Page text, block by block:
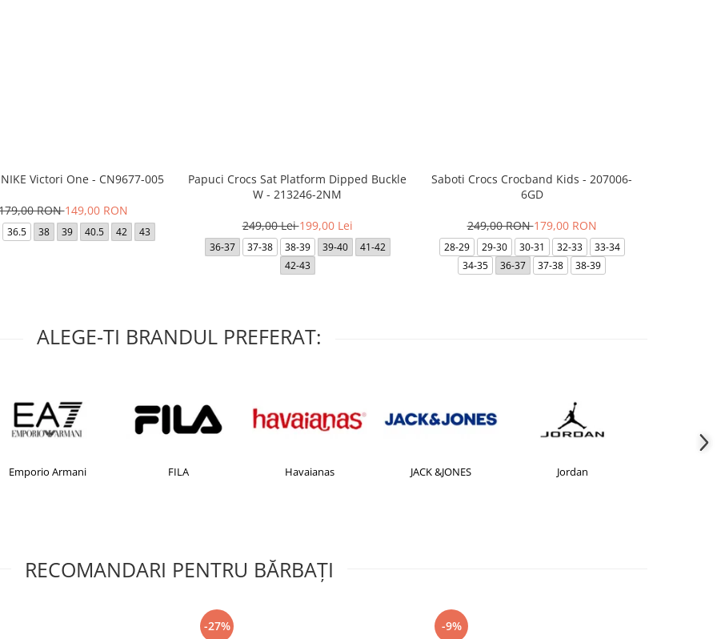
Victori One - CN9677-005
RON149,00 RON
36.5 38 39 40.5 42 43
Papuci Crocs Sat Platform Dipped Buckle
W - 213246-2NM
249,00 Lei199,00 Lei
36-37 37-38 38-39 39-40
41-42
42-43
Saboti Crocs Crocband Kids - 207006-
6GD
249,00 RON179,00 RON
28-29 29-30 30-31 32-33
33-34
34-35
36-37 37-38 38-39
ALEGE-TI BRANDUL PREFERAT:
Emporio Armani FILA Havaianas JACK &JONES Jordan
RECOMANDARI PENTRU BĂRBAŢI
-27% -9%